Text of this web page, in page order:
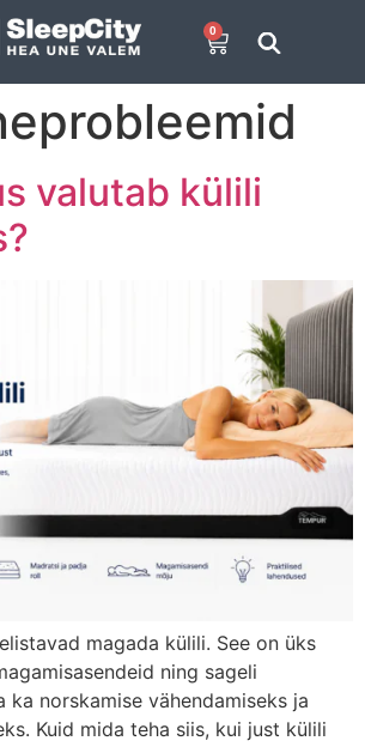
0
valutab külili
magada külili. See on üks
ning sageli
ka norskamise vähendamiseks ja
Kuid mida teha siis, kui just külili